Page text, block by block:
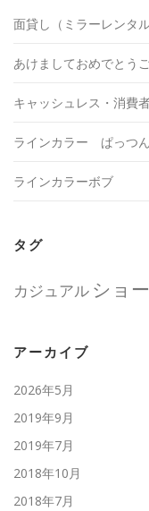
面貸し（ミラーレンタ
あけましておめでとう
キャッシュレス・消費
ラインカラー ぱっつ
ラインカラーボブ
タグ
カジュアル ショ
アーカイブ
2026年5月
2019年9月
2019年7月
2018年10月
2018年7月